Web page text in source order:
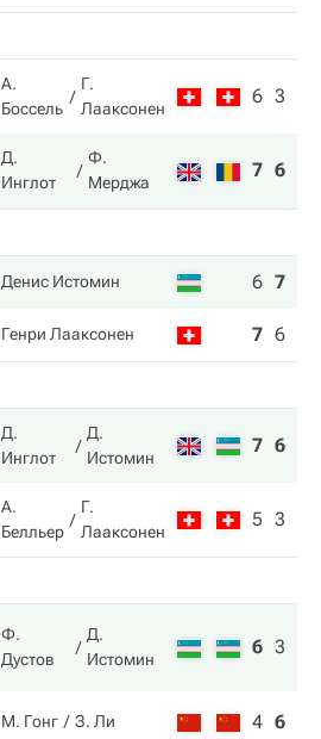
А.
Боссель
Г.
Лааксонен
6 3
Д.
Инглот
Ф.
Мерджа
7 6
Денис Истомин 6 7
Генри Лааксонен 7 6
Д.
Инглот
Д.
Истомин
7 6
А.
Белльер
Г.
Лааксонен
5 3
Ф.
Дустов
Д.
Истомин
6 3
М. Гонг З. Ли 4 6